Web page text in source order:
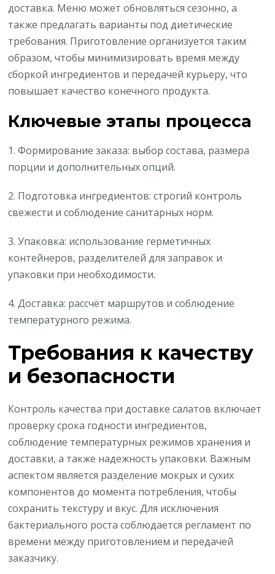
доставка. Меню может обновляться сезонно, а
также предлагать варианты под диетические
требования. Приготовление организуется таким
образом, чтобы минимизировать время между
сборкой ингредиентов и передачей курьеру, что
повышает качество конечного продукта.
Ключевые этапы процесса
1. Формирование заказа: выбор состава, размера
порции и дополнительных опций.
2. Подготовка ингредиентов: строгий контроль
свежести и соблюдение санитарных норм.
3. Упаковка: использование герметичных
контейнеров, разделителей для заправок и
упаковки при необходимости.
4. Доставка: рассчёт маршрутов и соблюдение
температурного режима.
Требования к качеству
и безопасности
Контроль качества при доставке салатов включает
проверку срока годности ингредиентов,
соблюдение температурных режимов хранения и
доставки, а также надежность упаковки. Важным
аспектом является разделение мокрых и сухих
компонентов до момента потребления, чтобы
сохранить текстуру и вкус. Для исключения
бактериального роста соблюдается регламент по
времени между приготовлением и передачей
заказчику.